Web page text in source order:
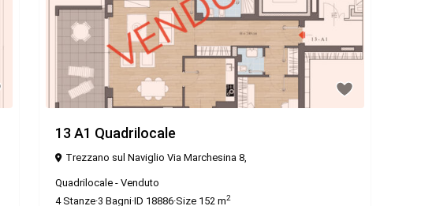
13 A1 Quadrilocale
Trezzano sul Naviglio Via Marchesina 8,
Quadrilocale - Venduto
4Stanze·3 Bagni·ID 18886·Size 152 m2
iHome Real Estate
0243115458
info@ihomeitalia.it
iHome